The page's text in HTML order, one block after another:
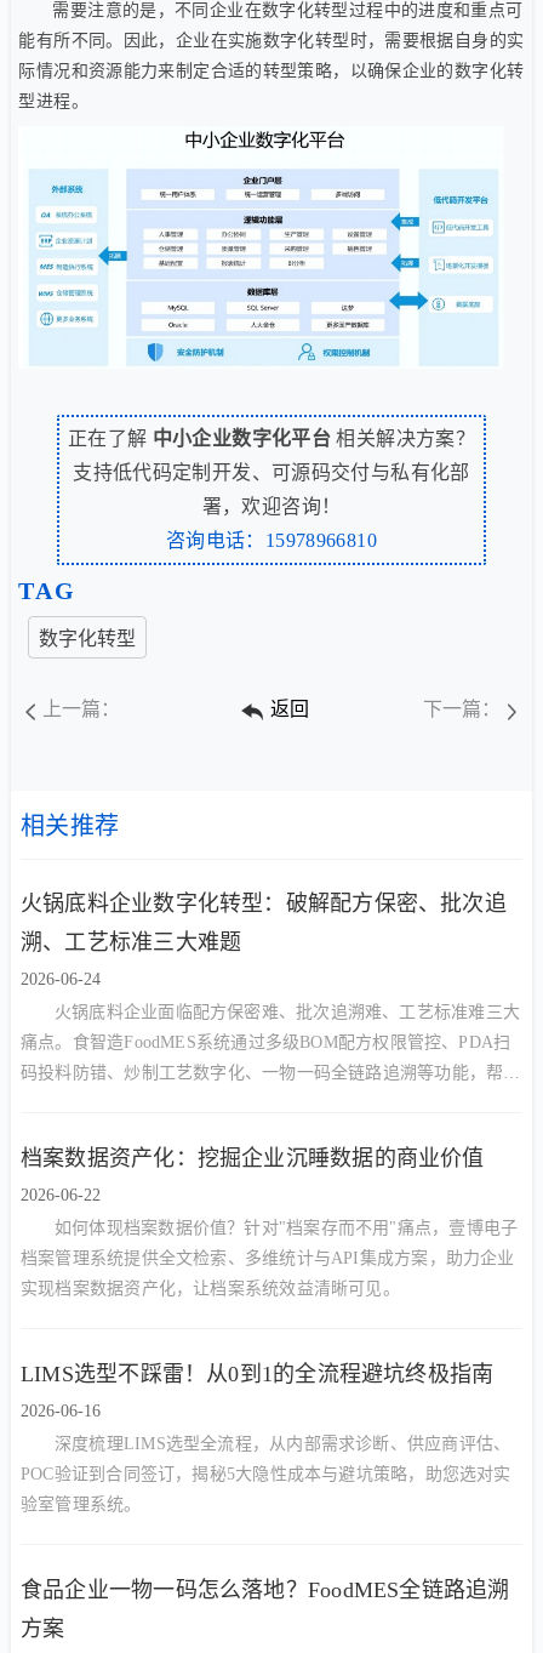
需要注意的是，不同企业在数字化转型过程中的进度和重点可
能有所不同。因此，企业在实施数字化转型时，需要根据自身的实
际情况和资源能力来制定合适的转型策略，以确保企业的数字化转
型进程。
正在了解 中小企业数字化平台 相关解决方案？
支持低代码定制开发、可源码交付与私有化部
署，欢迎咨询！
咨询电话：15978966810
TAG
数字化转型
上一篇： 返回 下一篇：
相关推荐
火锅底料企业数字化转型：破解配方保密、批次追
溯、工艺标准三大难题
2026-06-24
火锅底料企业面临配方保密难、批次追溯难、工艺标准难三大
痛点。食智造FoodMES系统通过多级BOM配方权限管控、PDA扫
码投料防错、炒制工艺数字化、一物一码全链路追溯等功能，帮助
档案数据资产化：挖掘企业沉睡数据的商业价值
2026-06-22
如何体现档案数据价值？针对"档案存而不用"痛点，壹博电子
档案管理系统提供全文检索、多维统计与API集成方案，助力企业
实现档案数据资产化，让档案系统效益清晰可见。
LIMS选型不踩雷！从0到1的全流程避坑终极指南
2026-06-16
深度梳理LIMS选型全流程，从内部需求诊断、供应商评估、
POC验证到合同签订，揭秘5大隐性成本与避坑策略，助您选对实
验室管理系统。
食品企业一物一码怎么落地？FoodMES全链路追溯
方案